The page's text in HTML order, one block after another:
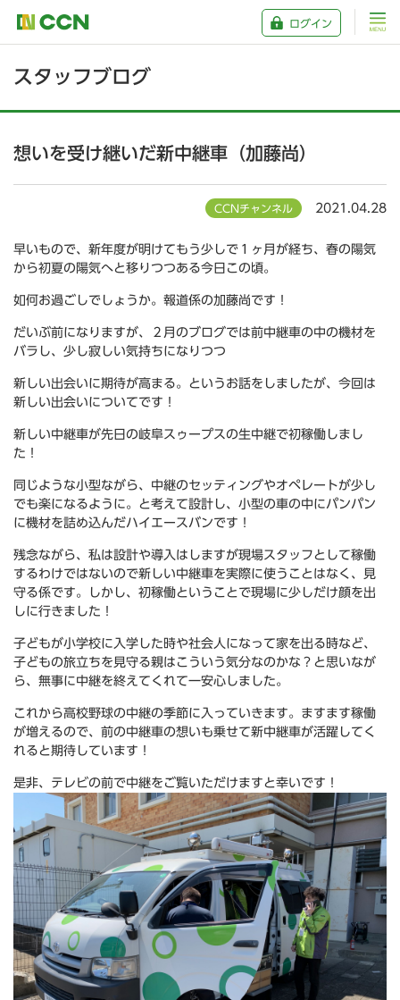
ログイン
スタッフブログ
想いを受け継いだ新中継車（加藤尚）
CCNチャンネル 2021.04.28
早いもので、新年度が明けてもう少しで１ヶ月が経ち、春の陽気
から初夏の陽気へと移りつつある今日この頃。
如何お過ごしでしょうか。報道係の加藤尚です！
だいぶ前になりますが、２月のブログでは前中継車の中の機材を
バラし、少し寂しい気持ちになりつつ
新しい出会いに期待が高まる。というお話をしましたが、今回は
新しい出会いについてです！
新しい中継車が先日の岐阜スゥープスの生中継で初稼働しまし
た！
同じような小型ながら、中継のセッティングやオペレートが少し
でも楽になるように。と考えて設計し、小型の車の中にパンパン
に機材を詰め込んだハイエースバンです！
残念ながら、私は設計や導入はしますが現場スタッフとして稼働
するわけではないので新しい中継車を実際に使うことはなく、見
守る係です。しかし、初稼働ということで現場に少しだけ顔を出
しに行きました！
子どもが小学校に入学した時や社会人になって家を出る時など、
子どもの旅立ちを見守る親はこういう気分なのかな？と思いなが
ら、無事に中継を終えてくれて一安心しました。
これから高校野球の中継の季節に入っていきます。ますます稼働
が増えるので、前の中継車の想いも乗せて新中継車が活躍してく
れると期待しています！
是非、テレビの前で中継をご覧いただけますと幸いです！